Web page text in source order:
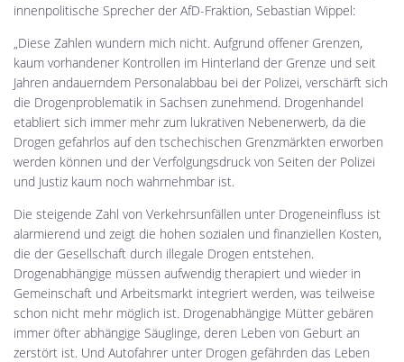
innenpolitische Sprecher der AfD-Fraktion, Sebastian Wippel:
„Diese Zahlen wundern mich nicht. Aufgrund offener Grenzen,
kaum vorhandener Kontrollen im Hinterland der Grenze und seit
Jahren andauerndem Personalabbau bei der Polizei, verschärft sich
die Drogenproblematik in Sachsen zunehmend. Drogenhandel
etabliert sich immer mehr zum lukrativen Nebenerwerb, da die
Drogen gefahrlos auf den tschechischen Grenzmärkten erworben
werden können und der Verfolgungsdruck von Seiten der Polizei
und Justiz kaum noch wahrnehmbar ist.
Die steigende Zahl von Verkehrsunfällen unter Drogeneinfluss ist
alarmierend und zeigt die hohen sozialen und finanziellen Kosten,
die der Gesellschaft durch illegale Drogen entstehen.
Drogenabhängige müssen aufwendig therapiert und wieder in
Gemeinschaft und Arbeitsmarkt integriert werden, was teilweise
schon nicht mehr möglich ist. Drogenabhängige Mütter gebären
immer öfter abhängige Säuglinge, deren Leben von Geburt an
zerstört ist. Und Autofahrer unter Drogen gefährden das Leben